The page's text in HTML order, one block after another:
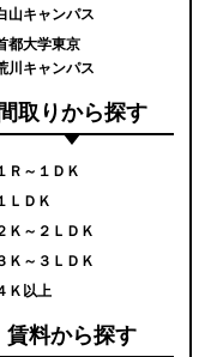
山キャンパス
都大学東京
川キャンパス
間取りから探す
Ｒ～１ＤＫ
ＬＤＫ
Ｋ～２ＬＤＫ
Ｋ～３ＬＤＫ
Ｋ以上
賃料から探す